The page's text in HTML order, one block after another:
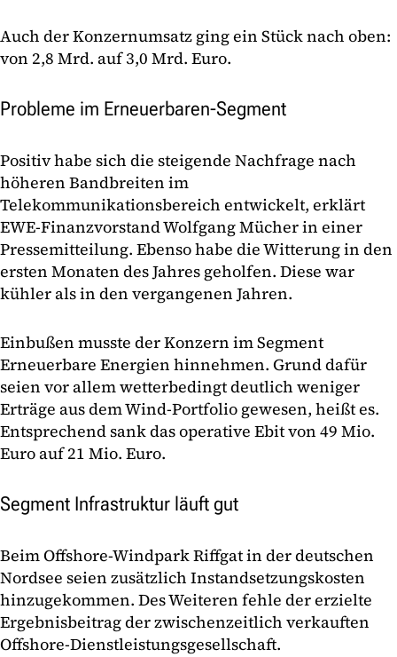
Auch der Konzernumsatz ging ein Stück nach oben:
von 2,8 Mrd. auf 3,0 Mrd. Euro.
Probleme im Erneuerbaren-Segment
Positiv habe sich die steigende Nachfrage nach
höheren Bandbreiten im
Telekommunikationsbereich entwickelt, erklärt
EWE-Finanzvorstand Wolfgang Mücher in einer
Pressemitteilung. Ebenso habe die Witterung in den
ersten Monaten des Jahres geholfen. Diese war
kühler als in den vergangenen Jahren.
Einbußen musste der Konzern im Segment
Erneuerbare Energien hinnehmen. Grund dafür
seien vor allem wetterbedingt deutlich weniger
Erträge aus dem Wind-Portfolio gewesen, heißt es.
Entsprechend sank das operative Ebit von 49 Mio.
Euro auf 21 Mio. Euro.
Segment Infrastruktur läuft gut
Beim Offshore-Windpark Riffgat in der deutschen
Nordsee seien zusätzlich Instandsetzungskosten
hinzugekommen. Des Weiteren fehle der erzielte
Ergebnisbeitrag der zwischenzeitlich verkauften
Offshore-Dienstleistungsgesellschaft.